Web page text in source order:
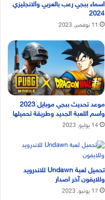
اسماء ببجي رعب بالعربي والانجليزي
2024
11 نوفمبر, 2023
موعد تحديث ببجي موبايل 2023
واسم اللعبة الجديد وطريقة تحميلها
14 يوليو, 2023
تحميل لعبة Undawn للاندرويد
وللايفون آخر اصدار
17 يونيو, 2023